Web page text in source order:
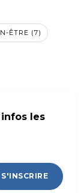
ÊTRE (7)
les
S'INSCRIRE